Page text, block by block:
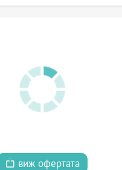
виж офертата